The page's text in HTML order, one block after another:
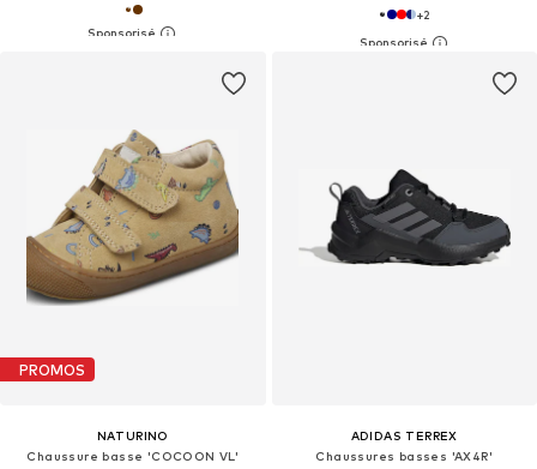
+2
PROMOS
NATURINO
Chaussure basse 'COCOON VL'
ADIDAS TERREX
Chaussures basses 'AX4R'